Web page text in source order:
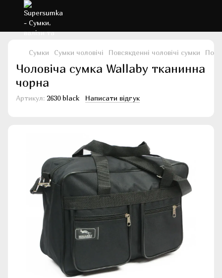
Сумки Сумки чоловічі Повсякденні чоловічі сумки
Чоловіча сумка Wallaby тканинна
чорна
Артикул: 2630 black Написати відгук